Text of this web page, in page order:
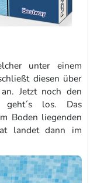
unter einem
diesen über
Jetzt noch den
geht´s los. Das
Boden liegenden
landet dann im